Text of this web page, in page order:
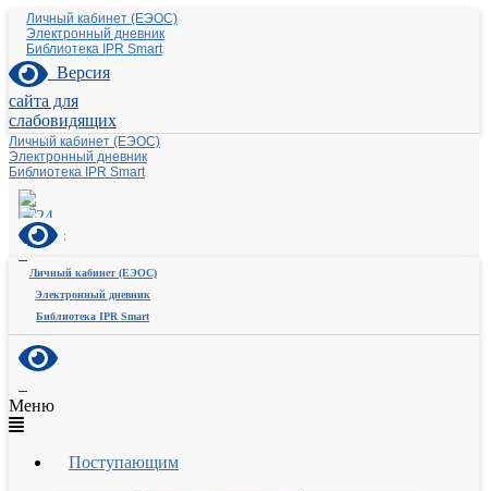
Личный кабинет (ЕЭОС)
Электронный дневник
Библиотека IPR Smart
Версия
сайта для
слабовидящих
Личный кабинет (ЕЭОС)
Электронный дневник
Библиотека IPR Smart
Личный кабинет (ЕЭОС)
Электронный дневник
Библиотека IPR Smart
Меню
Поступающим